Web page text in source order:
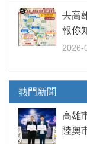
去高
報你
2026-
熱門新聞
高雄
陸奧